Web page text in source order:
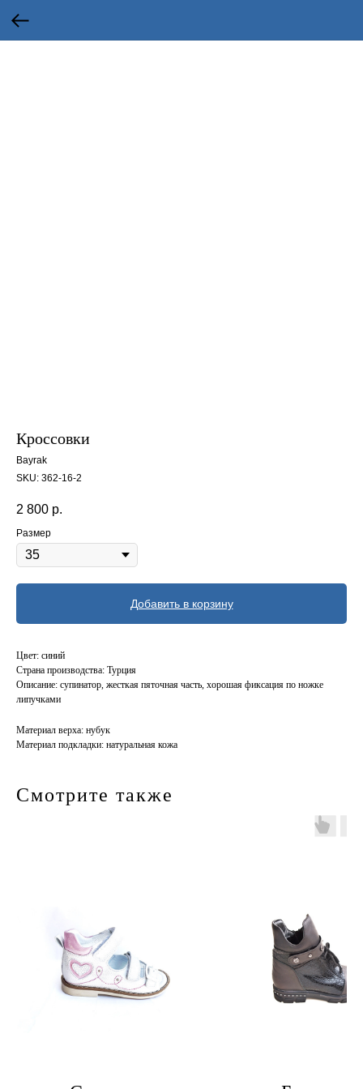
Кроссовки
Bayrak
SKU: 362-16-2
2 800 р.
Размер
Добавить в корзину
Цвет: синий
Страна производства: Турция
Описание: супинатор, жесткая пяточная часть, хорошая фиксация по ножке
липучками
Материал верха: нубук
Материал подкладки: натуральная кожа
Смотрите также